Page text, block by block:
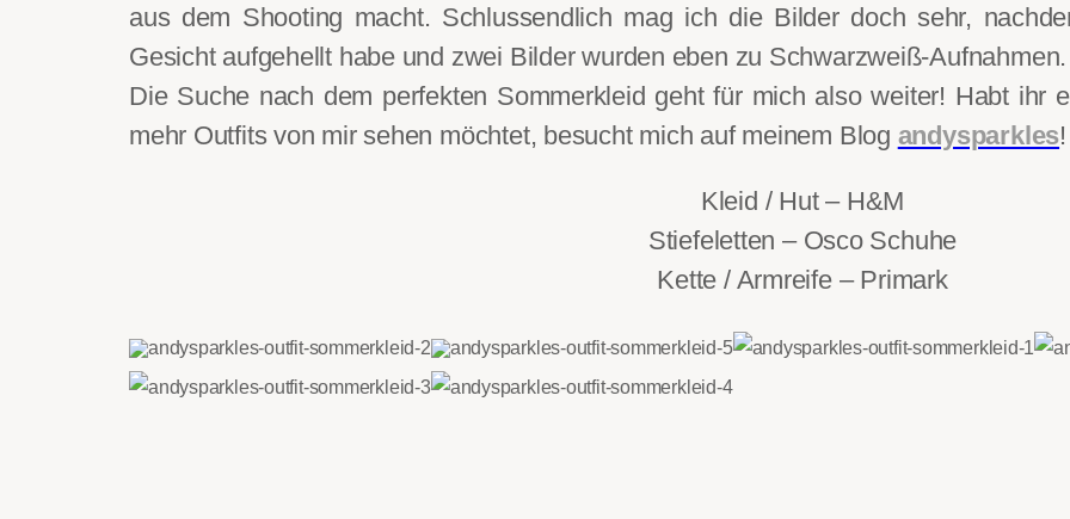
aus dem Shooting macht. Schlussendlich mag ich die Bilder doch sehr,
Gesicht aufgehellt habe und zwei Bilder wurden eben zu Schwarzweiß-Aufnahmen.
Die Suche nach dem perfekten Sommerkleid geht für mich also weiter! Habt ihr
mehr Outfits von mir sehen möchtet, besucht mich auf meinem Blog andysparkles!
Kleid / Hut – H&M
Stiefeletten – Osco Schuhe
Kette / Armreife – Primark